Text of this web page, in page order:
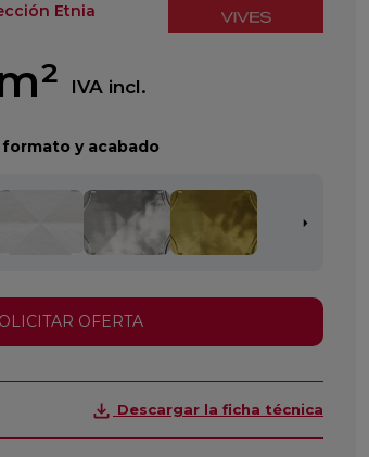
Etnia
IVA incl.
y acabado
OFERTA
Descargar la ficha técnica